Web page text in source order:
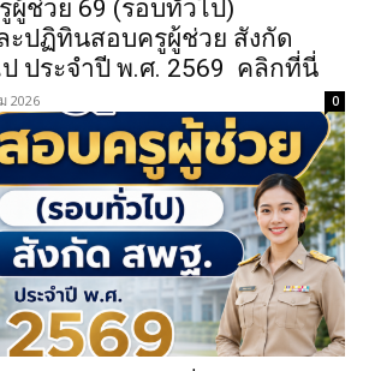
ช่วย 69 (รอบทั่วไป)
ะปฏิทินสอบครูผู้ช่วย สังกัด
ประจำปี พ.ศ. 2569 คลิกที่นี่
2026 0